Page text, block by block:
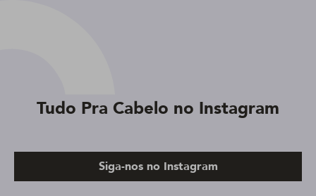
Tudo Pra Cabelo no Instagram
Siga-nos no Instagram